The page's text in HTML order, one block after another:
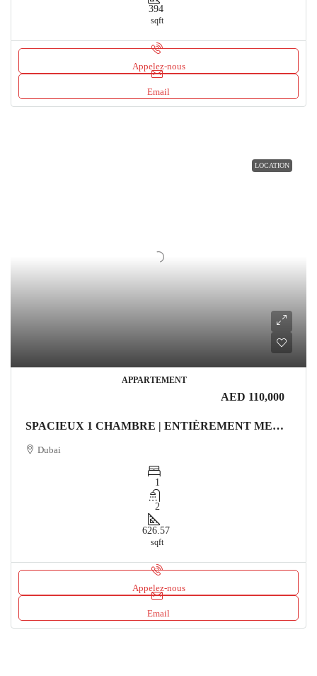
394
sqft
Appelez-nous
Email
LOCATION
APPARTEMENT
AED 110,000
SPACIEUX 1 CHAMBRE | ENTIÈREMENT MEUBLÉ | EMPLACEMENT PRIMORDIAL Appartement
Dubai
1
2
626.57
sqft
Appelez-nous
Email